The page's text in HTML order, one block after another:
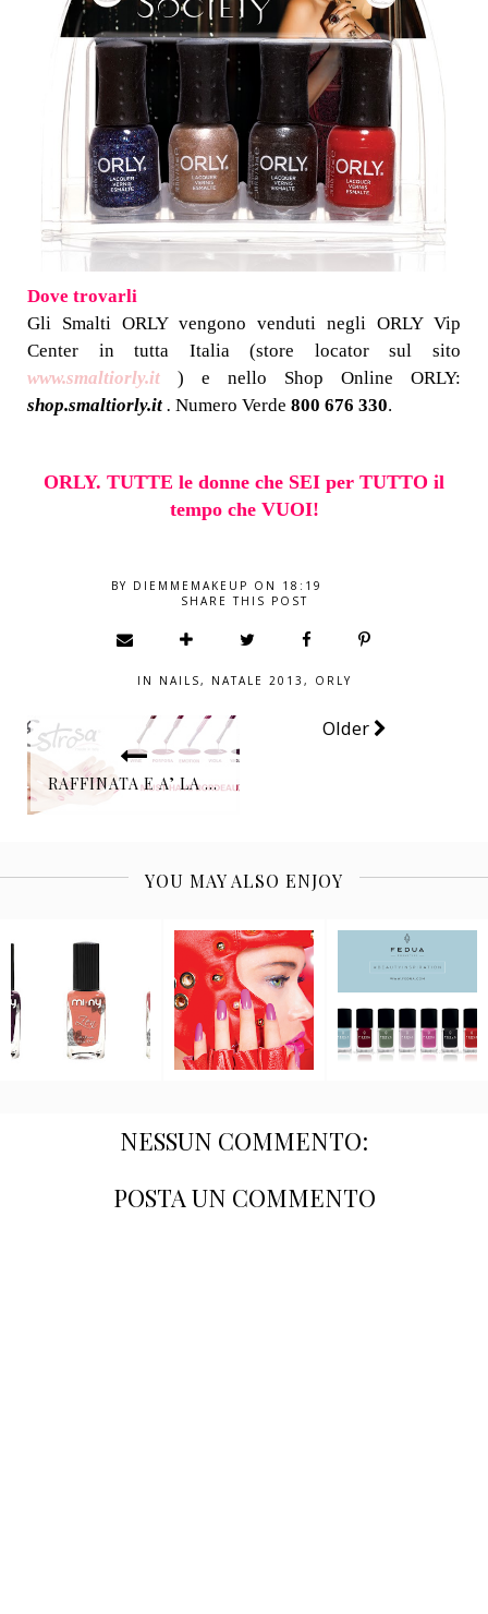
Dove trovarli
Gli Smalti ORLY vengono venduti negli ORLY Vip
Center in tutta Italia (store locator sul sito
www.smaltiorly.it
) e nello Shop Online ORLY:
shop.smaltiorly.it . Numero Verde 800 676 330.
ORLY. TUTTE le donne che SEI per TUTTO il
tempo che VUOI!
BY DIEMMEMAKEUP ON 18:19
SHARE THIS POST
IN NAILS, NATALE 2013 , ORLY
RAFFINATA E A’ LA MODE CON GLI SMALTI GEL SEMIPERMANENTI ESTROSA
Older
YOU MAY ALSO ENJOY
NESSUN COMMENTO:
POSTA UN COMMENTO